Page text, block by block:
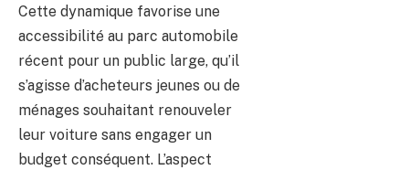
Cette dynamique favorise une
accessibilité au parc automobile
récent pour un public large, qu’il
s’agisse d’acheteurs jeunes ou de
ménages souhaitant renouveler
leur voiture sans engager un
budget conséquent. L’aspect